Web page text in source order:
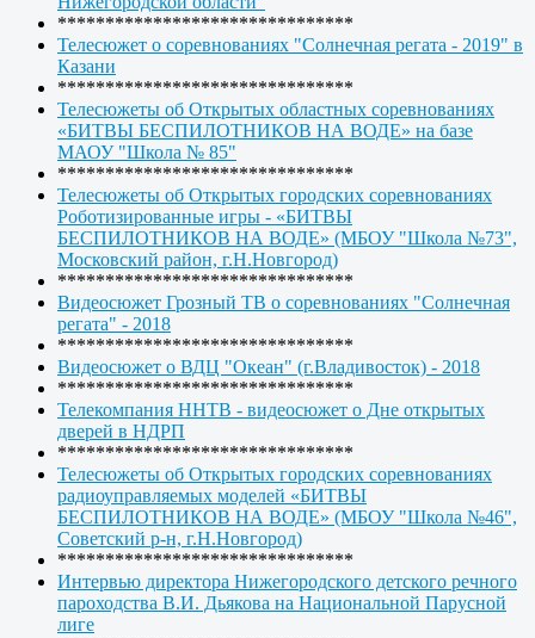
*******************************
Телесюжет о соревнованиях "Солнечная регата - 2019" в
Казани
*******************************
Телесюжеты об Открытых областных соревнованиях
«БИТВЫ БЕСПИЛОТНИКОВ НА ВОДЕ» на базе
МАОУ "Школа № 85"
*******************************
Телесюжеты об Открытых городских соревнованиях
Роботизированные игры - «БИТВЫ
БЕСПИЛОТНИКОВ НА ВОДЕ» (МБОУ "Школа №73",
Московский район, г.Н.Новгород)
*******************************
Видеосюжет Грозный ТВ о соревнованиях "Солнечная
регата" - 2018
*******************************
Видеосюжет о ВДЦ "Океан" (г.Владивосток) - 2018
*******************************
Телекомпания ННТВ - видеосюжет о Дне открытых
дверей в НДРП
*******************************
Телесюжеты об Открытых городских соревнованиях
радиоуправляемых моделей «БИТВЫ
БЕСПИЛОТНИКОВ НА ВОДЕ» (МБОУ "Школа №46",
Советский р-н, г.Н.Новгород)
*******************************
Интервью директора Нижегородского детского речного
пароходства В.И. Дьякова на Национальной Парусной
лиге